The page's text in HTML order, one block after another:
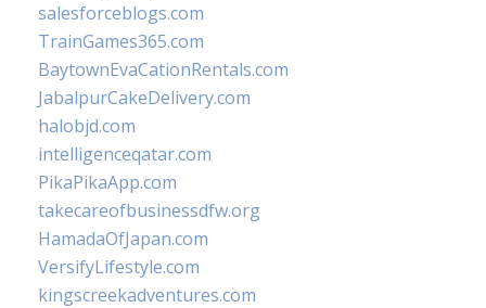
salesforceblogs.com
TrainGames365.com
BaytownEvaCationRentals.com
JabalpurCakeDelivery.com
halobjd.com
intelligenceqatar.com
PikaPikaApp.com
takecareofbusinessdfw.org
HamadaOfJapan.com
VersifyLifestyle.com
kingscreekadventures.com